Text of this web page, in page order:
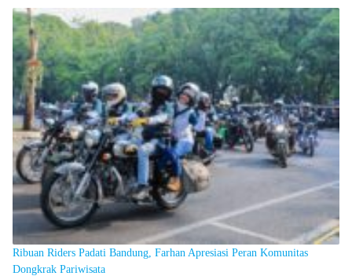
Ribuan Riders Padati Bandung, Farhan Apresiasi Peran Komunitas
Dongkrak Pariwisata